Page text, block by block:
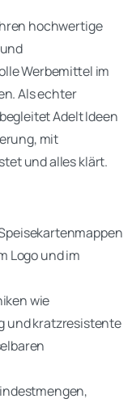
hochwertige
Werbemittel im
Als echter
Adelt Ideen
mit
und alles klärt.
Logo und im
wie
und kratzresistente